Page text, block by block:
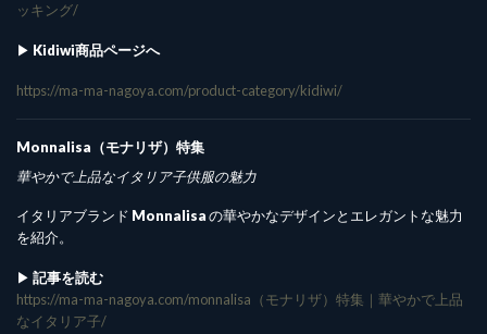
ッキング/
▶︎ Kidiwi商品ページへ
https://ma-ma-nagoya.com/product-category/kidiwi/
Monnalisa（モナリザ）特集
華やかで上品なイタリア子供服の魅力
イタリアブランド Monnalisaの華やかなデザインとエレガントな魅力
を紹介。
▶︎ 記事を読む
https://ma-ma-nagoya.com/monnalisa（モナリザ）特集｜華やかで上品
なイタリア子/